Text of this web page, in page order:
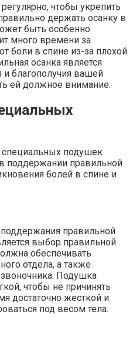
чтобы укрепить
держать осанку в
быть особенно
много времени за
боли в спине из-за плохой
осанка является
благополучия вашей
ей должное внимание.
подушек
поддержании правильной
болей в спине и
правильной
выбор правильной
обеспечивать
отдела, а также
Подушка
чтобы не причинять
достаточно жесткой и
под весом тела.